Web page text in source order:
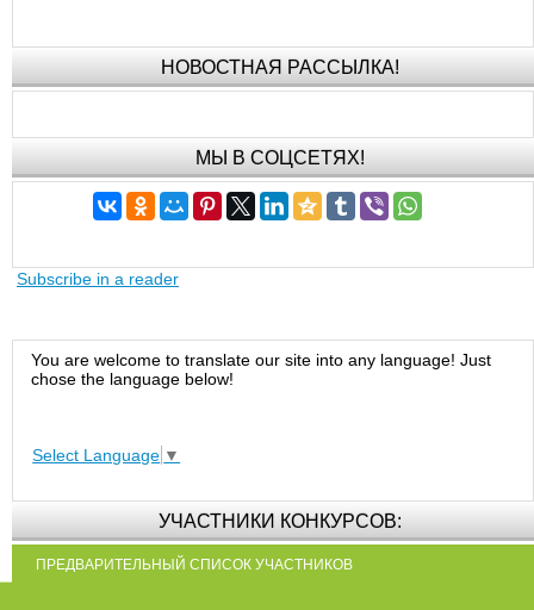
НОВОСТНАЯ РАССЫЛКА!
МЫ В СОЦСЕТЯХ!
Subscribe in a reader
You are welcome to translate our site into any language! Just
chose the language below!
Select Language ▼
УЧАСТНИКИ КОНКУРСОВ:
ПРЕДВАРИТЕЛЬНЫЙ СПИСОК УЧАСТНИКОВ